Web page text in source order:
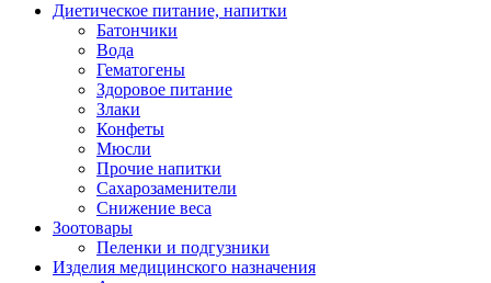
Диетическое питание, напитки
Батончики
Вода
Гематогены
Здоровое питание
Злаки
Конфеты
Мюсли
Прочие напитки
Сахарозаменители
Снижение веса
Зоотовары
Пеленки и подгузники
Изделия медицинского назначения